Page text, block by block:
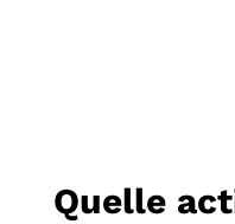
Quelle